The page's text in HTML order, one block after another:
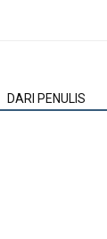
DARI PENULIS